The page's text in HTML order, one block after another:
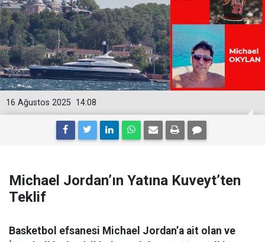
14:08
16 Ağustos 2025
Michael Jordan’ın Yatına Kuveyt’ten
Teklif
Basketbol efsanesi Michael Jordan’a ait olan ve